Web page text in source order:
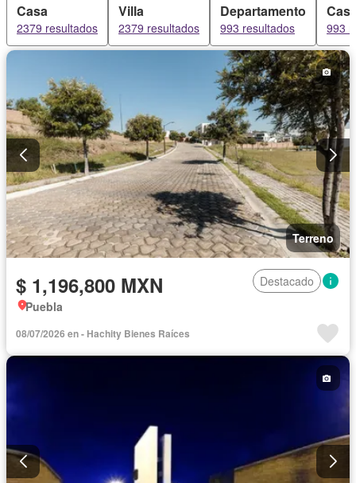
Casa
2379 resultados
Villa
2379 resultados
Departamento
993 resultados 993
Terreno
$ 1,196,800 MXN
Destacado
Puebla
08/07/2026 en - Hachity Bienes Raíces